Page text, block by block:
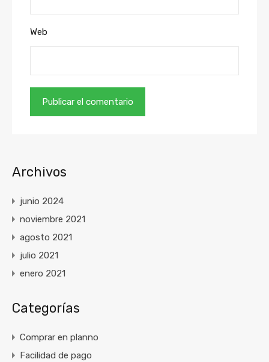
Web
Archivos
junio 2024
noviembre 2021
agosto 2021
julio 2021
enero 2021
Categorías
Comprar en planno
Facilidad de pago